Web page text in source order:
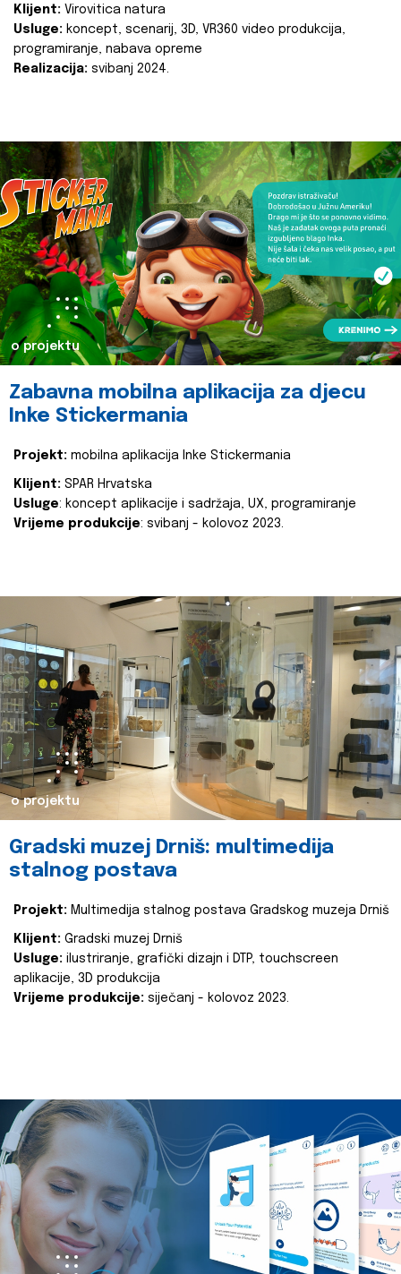
Klijent: Virovitica natura
Usluge: koncept, scenarij, 3D, VR360 video produkcija,
programiranje, nabava opreme
Realizacija: svibanj 2024.
o projektu
Zabavna mobilna aplikacija za djecu
Inke Stickermania
Projekt: mobilna aplikacija Inke Stickermania
Klijent: SPAR Hrvatska
Usluge: koncept aplikacije i sadržaja, UX, programiranje
Vrijeme produkcije: svibanj - kolovoz 2023.
o projektu
Gradski muzej Drniš: multimedija
stalnog postava
Projekt: Multimedija stalnog postava Gradskog muzeja Drniš
Klijent: Gradski muzej Drniš
Usluge: ilustriranje, grafički dizajn i DTP, touchscreen
aplikacije, 3D produkcija
Vrijeme produkcije: siječanj - kolovoz 2023.